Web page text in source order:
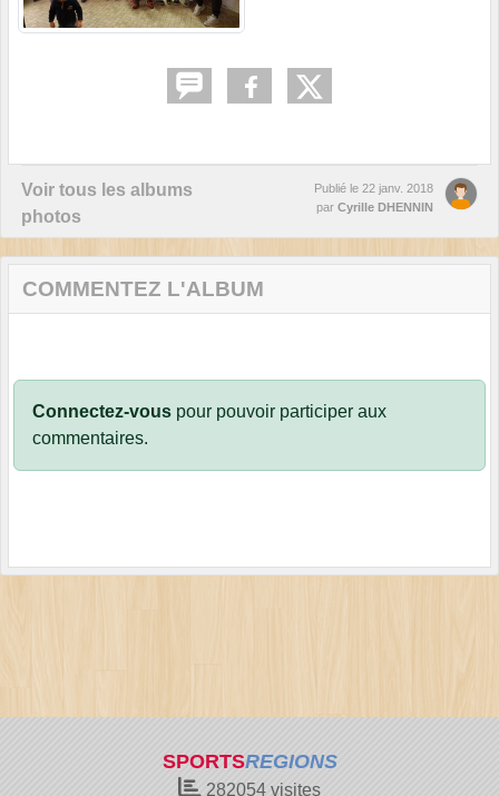
Voir tous les albums
photos
Publié le 22 janv. 2018
par Cyrille DHENNIN
COMMENTEZ L'ALBUM
Connectez-vous pour pouvoir participer aux
commentaires.
SPORTSREGIONS
282054 visites